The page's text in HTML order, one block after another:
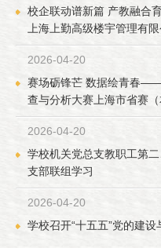
校企联动谱新篇 产教融合
上海上勤高级楼宇管理有限
2026-04-20
赛场砺锋芒 数据绘青春
查与分析大赛上海市省赛（
2026-04-20
学校机关党总支教职工第
支部联组学习
2026-04-20
学校召开“十五五”党的建